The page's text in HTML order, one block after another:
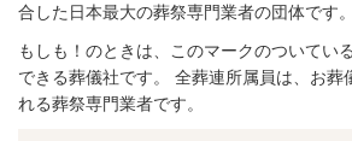
合した日本最大の葬祭専門業者の団体です。
もしも！のときは、このマークのついてい
できる葬儀社です。 全葬連所属員は、お葬
れる葬祭専門業者です。